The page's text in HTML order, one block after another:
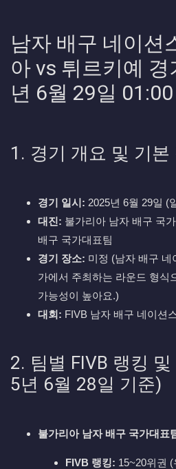
남자 배구 네이션
아 vs 튀르키예
년 6월 29일
1. 경기 개요 및 기본
경기 일시: 2025년 6월 29일 (
대진: 불가리아 남자 배구 국
배구 국가대표팀
경기 장소: 미정 (남자 배구 네
가에서 주최하는 라운드 형식
가능성이 높아요.)
대회: FIVB 남자 배구 네이션
2. 팀별 FIVB 랭킹
5년 6월 28일 기준)
불가리아 남자 배구 국가대표
FIVB 랭킹: 15~20위권